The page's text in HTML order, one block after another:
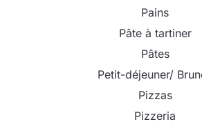
Pains
Pâte à tartiner
Pâtes
Petit-déjeuner/
Pizzas
Pizzeria